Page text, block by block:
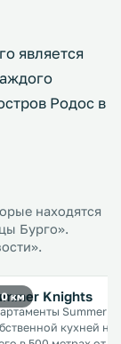
является
Родос в
находятся
Бурго».
0 км Knights
Summer
кухней